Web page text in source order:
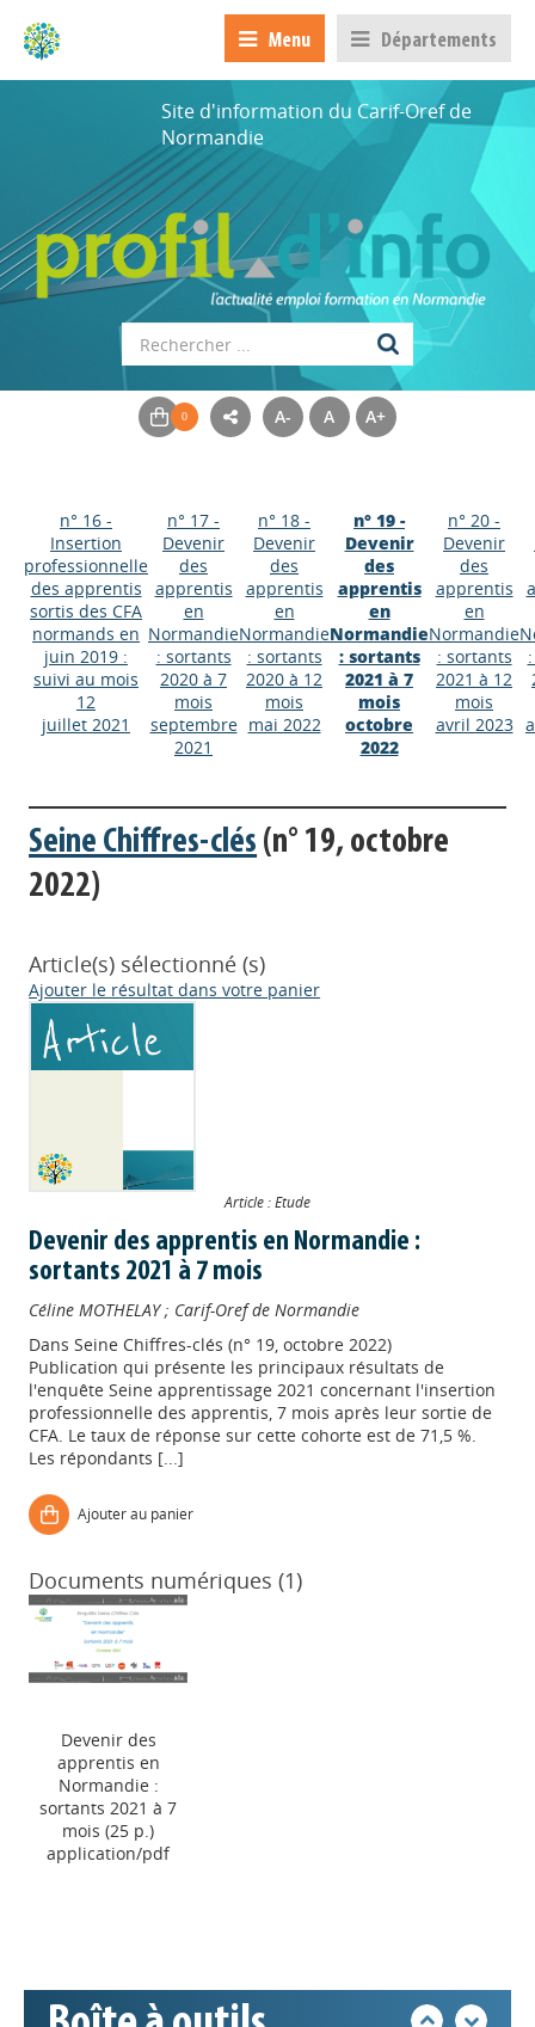
Menu Départements
Site d'information du Carif-Oref de
Normandie
A- A A+
n° 16 -
Insertion
professionnelle
des apprentis
sortis des CFA
normands en
juin 2019 :
suivi au mois
12
juillet 2021
n° 17 -
Devenir
des
apprentis
en
Normandie
: sortants
2020 à 7
mois
septembre
2021
n° 18 -
Devenir
des
apprentis
en
Normandie
: sortants
2020 à 12
mois
mai 2022
n° 19 -
Devenir
des
apprentis
en
Normandie
: sortants
2021 à 7
mois
octobre
2022
n° 20 -
Devenir
des
apprentis
en
Normandie
: sortants
2021 à 12
mois
avril 2023
Seine Chiffres-clés (n° 19, octobre
2022)
Article(s) sélectionné (s)
Ajouter le résultat dans votre panier
Article : Etude
Devenir des apprentis en Normandie :
sortants 2021 à 7 mois
Céline MOTHELAY; Carif-Oref de Normandie
DansSeine Chiffres-clés (n° 19, octobre 2022)
Publication qui présente les principaux résultats de
l'enquête Seine apprentissage 2021 concernant l'insertion
professionnelle des apprentis, 7 mois après leur sortie de
CFA. Le taux de réponse sur cette cohorte est de 71,5 %.
Les répondants [...]
Ajouter au panier
Documents numériques (1)
Devenir des
apprentis en
Normandie :
sortants 2021 à 7
mois (25 p.)
application/pdf
Appels à projets
Déposer une actu !